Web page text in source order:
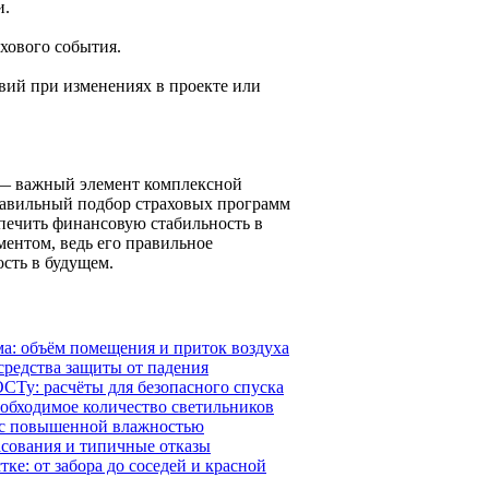
события.
при изменениях в проекте или
важный элемент комплексной
подбор страховых программ
финансовую стабильность в
ведь его правильное
в будущем.
объём помещения и приток воздуха
защиты от падения
расчёты для безопасного спуска
количество светильников
повышенной влажностью
и типичные отказы
от забора до соседей и красной